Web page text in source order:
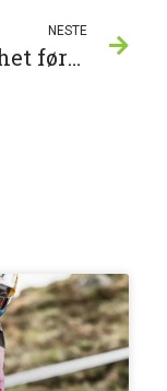
NESTE
Sikkerhet først: Finn din perfekte sykkelhjelm